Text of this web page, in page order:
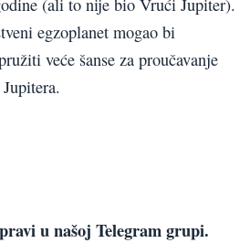
egzoplanet mogao bi
veće šanse za proučavanje
u našoj Telegram grupi.